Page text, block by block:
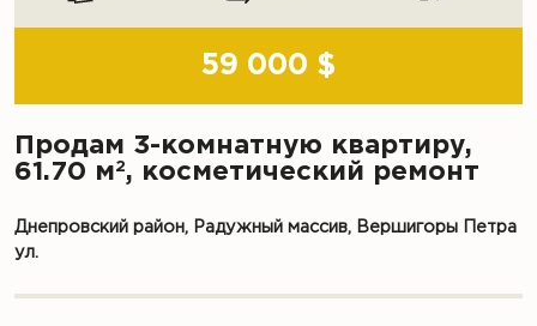
59 000 $
Продам 3-комнатную квартиру,
61.70 м2, косметический ремонт
Днепровский район, Радужный массив, Вершигоры Петра
ул.